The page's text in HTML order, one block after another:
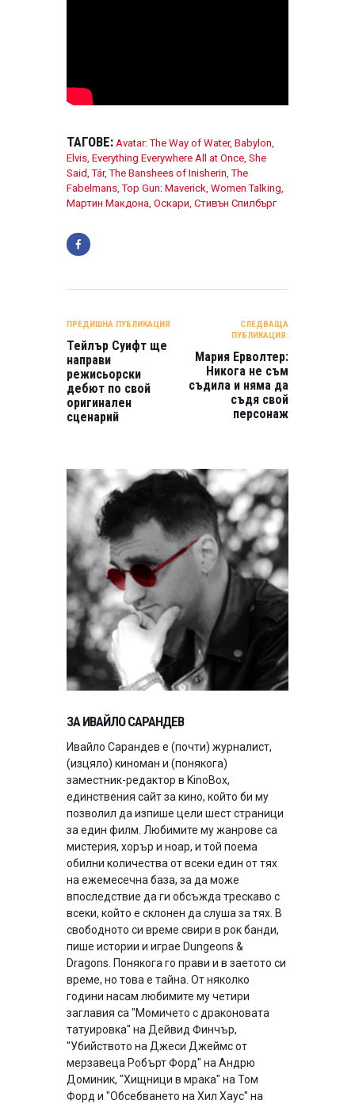
ТАГОВЕ: Avatar: The Way of Water, Babylon
Elvis Everything Everywhere All at Once She
Said ,Tár,The Banshees of Inisherin ,The
Fabelmans ,Top Gun: Maverick Women Talking
Мартин Макдона Оскари Стивън Спилбърг
ПРЕДИШНА ПУБЛИКАЦИЯ
Тейлър Суифт ще
направи
режисьорски
дебют по свой
оригинален
сценарий
СЛЕДВАЩА
ПУБЛИКАЦИЯ:
Мария Ерволтер:
Никога не съм
съдила и няма да
съдя свой
персонаж
ЗА ИВАЙЛО САРАНДЕВ
Ивайло Сарандев е (почти) журналист,
(изцяло) киноман и (понякога)
заместник-редактор в KinoBox,
единствения сайт за кино, който би му
позволил да изпише цели шест страници
за един филм. Любимите му жанрове са
мистерия, хорър и ноар, и той поема
обилни количества от всеки един от тях
на ежемесечна база, за да може
впоследствие да ги обсъжда трескаво с
всеки, който е склонен да слуша за тях. В
свободното си време свири в рок банди,
пише истории и играе Dungeons &
Dragons. Понякога го прави и в заетото си
време, но това е тайна. От няколко
години насам любимите му четири
заглавия са "Момичето с драконовата
татуировка" на Дейвид Финчър,
"Убийството на Джеси Джеймс от
мерзавеца Робърт Форд" на Андрю
Доминик, "Хищници в мрака" на Том
Форд и "Обсебването на Хил Хаус" на